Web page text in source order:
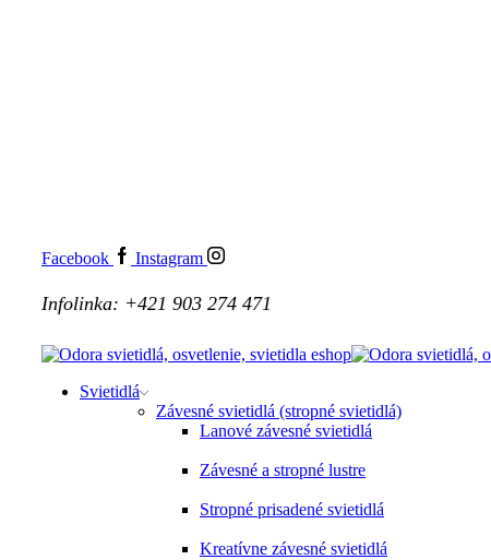
Facebook Instagram
Infolinka: +421 903 274 471
Svietidlá
Závesné svietidlá (stropné svietidlá)
Lanové závesné svietidlá
Závesné a stropné lustre
Stropné prisadené svietidlá
Kreatívne závesné svietidlá